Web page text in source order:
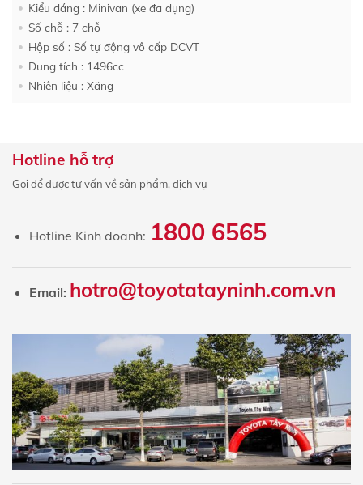
Kiểu dáng : Minivan (xe đa dụng)
Số chỗ : 7 chỗ
Hộp số : Số tự động vô cấp DCVT
Dung tích : 1496cc
Nhiên liệu : Xăng
Hotline hỗ trợ
Gọi để được tư vấn về sản phẩm, dịch vụ
Hotline Kinh doanh: 1800 6565
Email: hotro@toyotatayninh.com.vn